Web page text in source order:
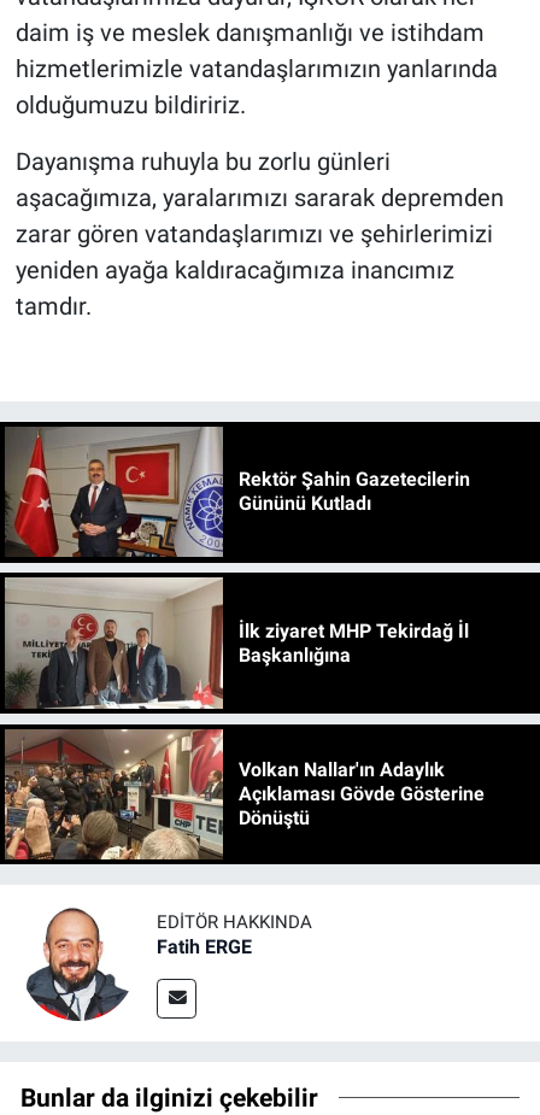
daim iş ve meslek danışmanlığı ve istihdam
hizmetlerimizle vatandaşlarımızın yanlarında
olduğumuzu bildiririz.
Dayanışma ruhuyla bu zorlu günleri
aşacağımıza, yaralarımızı sararak depremden
zarar gören vatandaşlarımızı ve şehirlerimizi
yeniden ayağa kaldıracağımıza inancımız
tamdır.
Rektör Şahin Gazetecilerin
Gününü Kutladı
İlk ziyaret MHP Tekirdağ İl
Başkanlığına
Volkan Nallar'ın Adaylık
Açıklaması Gövde Gösterine
Dönüştü
EDITÖR HAKKINDA
Fatih ERGE
Bunlar da ilginizi çekebilir